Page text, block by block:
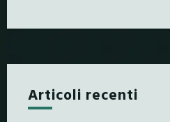
Articoli recenti